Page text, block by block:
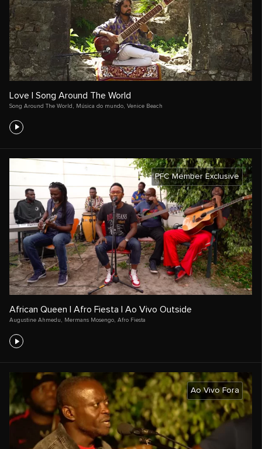
Love | Song Around The World
Song Around The World Música do mundo Venice Beach
PFC Member Exclusive
African Queen | Afro Fiesta | Ao Vivo Outside
Augustine Ahmedu , Mermans Mosengo, Afro Fiesta
Ao Vivo Fora